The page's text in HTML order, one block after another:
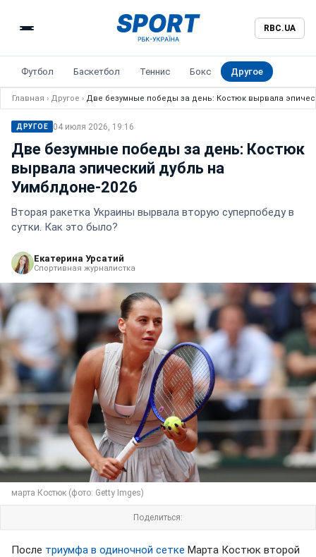
RBC.UA
Футбол Баскетбол Теннис Бокс Другое
Главная › Другое › Две безумные победы за день: Костюк вырвала
ДРУГОЕ 04 июля 2026, 19:16
Две безумные победы за день: Костюк
вырвала эпический дубль на
Уимблдоне-2026
Вторая ракетка Украины вырвала вторую суперпобеду в
сутки. Как это было?
Екатерина Урсатий
Спортивная журналистка
марта Костюк (фото: Getty Imges)
Поделиться:
После триумфа в одиночной сетке Марта Костюк второй